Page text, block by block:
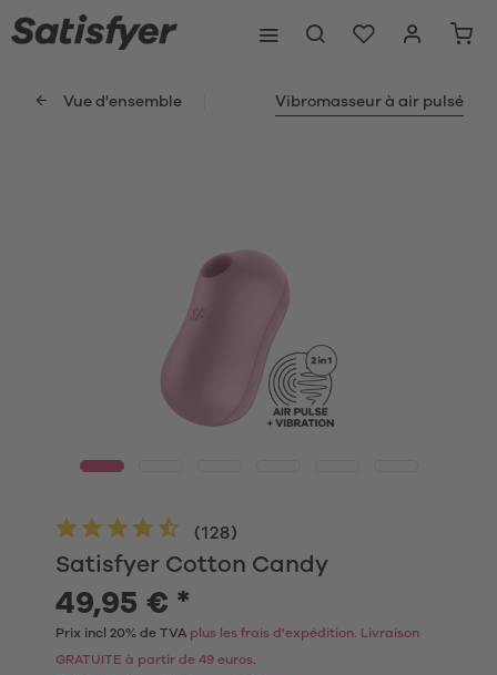
Vue d'ensemble Vibromasseur à air pulsé
Satisfyer Cotton Candy
(128)
49,95 € *
Prix incl 20% de TVA plus les frais d'expédition. Livraison
GRATUITE à partir de 49 euros.